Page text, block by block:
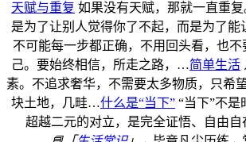
天赋与重复 如果没有天赋，那就一直重
是为了让别人觉得你了不起，而是为了
不可能每一步都正确，不用回头看，也不
己。要始终相信，所走之路，…简单生活
素。不追求奢华，不需要太多物质，只希
块土地，几畦…什么是“当下” “当下”不是
超越二元的对立，是完全证悟、自由